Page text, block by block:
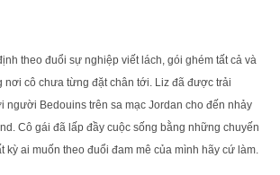
theo đuổi sự nghiệp viết lách, gói ghém tất cả và
nơi cô chưa từng đặt chân tới. Liz đã được trải
người Bedouins trên sa mạc Jordan cho đến nhảy
Cô gái đã lấp đầy cuộc sống bằng những chuyến
kỳ ai muốn theo đuổi đam mê của mình hãy cứ làm.